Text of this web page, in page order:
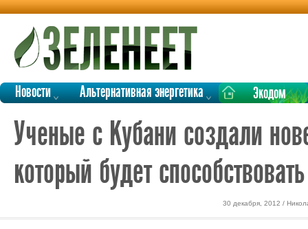
Новости Альтернативная энергетика Экодом
Ученые с Кубани создали
который будет
30 декабря, 2012 /